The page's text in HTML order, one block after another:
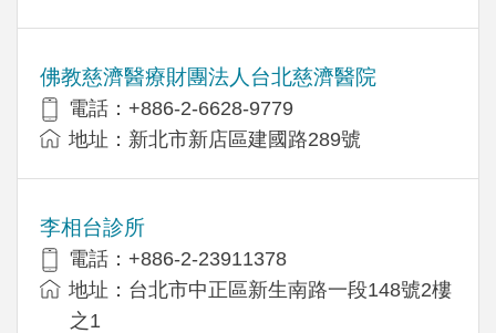
佛教慈濟醫療財團法人台北慈濟醫院
電話：+886-2-6628-9779
地址：新北市新店區建國路289號
李相台診所
電話：+886-2-23911378
地址：台北市中正區新生南路一段148號2樓
之1